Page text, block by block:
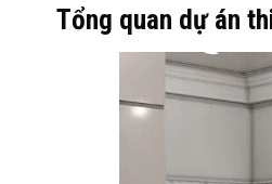
Tổng quan dự án